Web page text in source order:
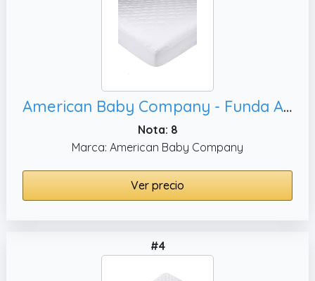
American Baby Company - Funda Acolchada para colchón Ultra Suave e Impermeable
Nota: 8
Marca: American Baby Company
Ver precio
#4